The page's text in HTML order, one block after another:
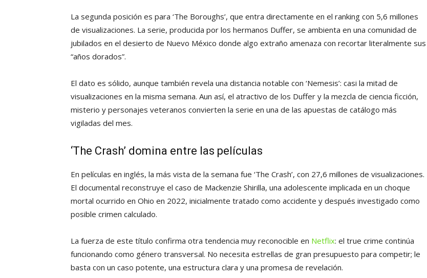
La segunda posición es para ‘The Boroughs’, que entra directamente en el ranking con 5,6 millones
de visualizaciones. La serie, producida por los hermanos Duffer, se ambienta en una comunidad de
jubilados en el desierto de Nuevo México donde algo extraño amenaza con recortar literalmente sus
“años dorados”.
El dato es sólido, aunque también revela una distancia notable con ‘Nemesis’: casi la mitad de
visualizaciones en la misma semana. Aun así, el atractivo de los Duffer y la mezcla de ciencia ficción,
misterio y personajes veteranos convierten la serie en una de las apuestas de catálogo más
vigiladas del mes.
‘The Crash’ domina entre las películas
En películas en inglés, la más vista de la semana fue ‘The Crash’, con 27,6 millones de visualizaciones.
El documental reconstruye el caso de Mackenzie Shirilla, una adolescente implicada en un choque
mortal ocurrido en Ohio en 2022, inicialmente tratado como accidente y después investigado como
posible crimen calculado.
La fuerza de este título confirma otra tendencia muy reconocible en Netflix: el true crime continúa
funcionando como género transversal. No necesita estrellas de gran presupuesto para competir; le
basta con un caso potente, una estructura clara y una promesa de revelación.